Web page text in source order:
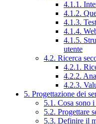
4.1.1.
4.1.2.
4.1.3.
4.1.4.
4.1.5.
utente
4.2. Ricerca
4.2.1.
4.2.2.
4.2.3.
5. Progettazione dei
5.1. Cosa sono
5.2. Progettare
5.3. Definire il